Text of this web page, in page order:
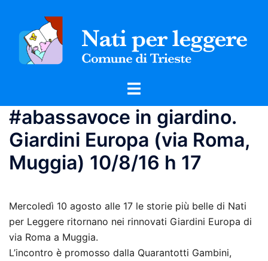
contenuto
Mostra/Nascondi
#abassavoce in giardino.
Giardini Europa (via Roma,
Muggia) 10/8/16 h 17
Mercoledì 10 agosto alle 17 le storie più belle di Nati
per Leggere ritornano nei rinnovati Giardini Europa di
via Roma a Muggia.
L’incontro è promosso dalla Quarantotti Gambini,